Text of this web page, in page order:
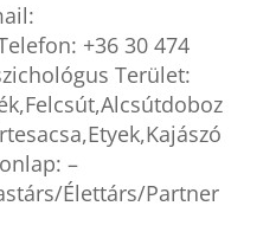
+36 30 474
Terület:
–
Élettárs/Partner